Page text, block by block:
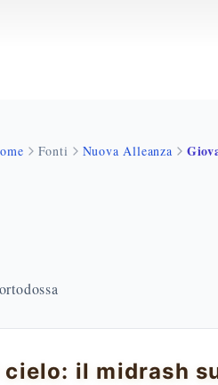
Fonti Nuova Alleanza
cielo: il midrash